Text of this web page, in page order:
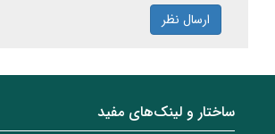
ارسال نظر
ساختار‌‌ و‌‌ لینک‌های مفید